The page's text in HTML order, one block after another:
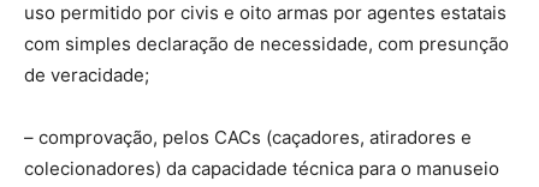
uso permitido por civis e oito armas por agentes estatais
com simples declaração de necessidade, com presunção
de veracidade;
– comprovação, pelos CACs (caçadores, atiradores e
colecionadores) da capacidade técnica para o manuseio